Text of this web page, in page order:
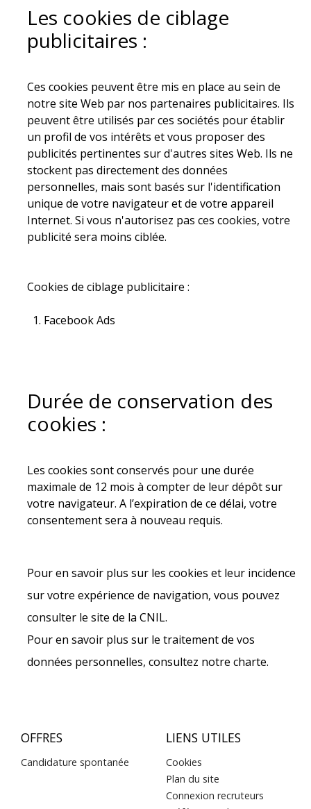
Les cookies de ciblage
publicitaires :
Ces cookies peuvent être mis en place au sein de
notre site Web par nos partenaires publicitaires. Ils
peuvent être utilisés par ces sociétés pour établir
un profil de vos intérêts et vous proposer des
publicités pertinentes sur d'autres sites Web. Ils ne
stockent pas directement des données
personnelles, mais sont basés sur l'identification
unique de votre navigateur et de votre appareil
Internet. Si vous n'autorisez pas ces cookies, votre
publicité sera moins ciblée.
Cookies de ciblage publicitaire :
Facebook Ads
Durée de conservation des
cookies :
Les cookies sont conservés pour une durée
maximale de 12 mois à compter de leur dépôt sur
votre navigateur. A l’expiration de ce délai, votre
consentement sera à nouveau requis.
Pour en savoir plus sur les cookies et leur incidence
sur votre expérience de navigation, vous pouvez
consulter le site de la CNIL.
Pour en savoir plus sur le traitement de vos
données personnelles, consultez notre charte.
OFFRES
Candidature spontanée
LIENS UTILES
Cookies
Plan du site
Connexion recruteurs